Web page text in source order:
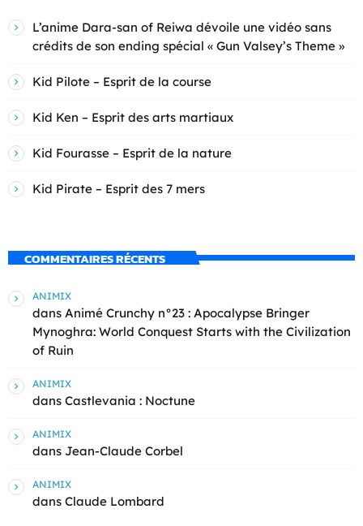
L’anime Dara-san of Reiwa dévoile une vidéo sans
crédits de son ending spécial « Gun Valsey’s Theme »
Kid Pilote – Esprit de la course
Kid Ken – Esprit des arts martiaux
Kid Fourasse – Esprit de la nature
Kid Pirate – Esprit des 7 mers
COMMENTAIRES RÉCENTS
ANIMIX
dans Animé Crunchy n°23 : Apocalypse Bringer
Mynoghra: World Conquest Starts with the Civilization
of Ruin
ANIMIX
dans Castlevania : Noctune
ANIMIX
dans Jean-Claude Corbel
ANIMIX
dans Claude Lombard